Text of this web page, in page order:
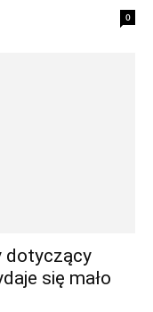
0
dotyczący
się mało